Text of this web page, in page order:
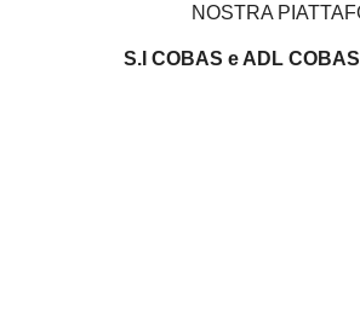
NOSTRA
S.I COBAS e ADL COBAS